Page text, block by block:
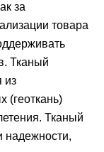
за
товара
Тканый
из
(геоткань)
Тканый
надежности,